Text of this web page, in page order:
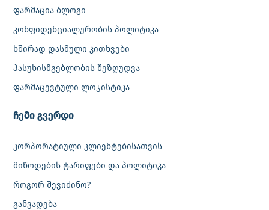
ფარმაცია ბლოგი
კონფიდენციალურობის პოლიტიკა
ხშირად დასმული კითხვები
პასუხისმგებლობის შეზღუდვა
ფარმაცევტული ლოჯისტიკა
‎ჩემი გვერდი
კორპორატიული კლიენტებისათვის
მიწოდების ტარიფები და პოლიტიკა
როგორ შევიძინო?
განვადება